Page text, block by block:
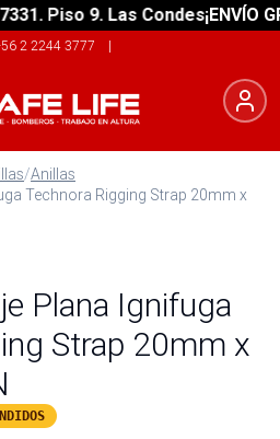
Piso 9. Las Condes¡ENVÍO
2 2244 3777 |
/Anillas
Technora Rigging Strap 20mm x
Plana Ignifuga
Strap 20mm x